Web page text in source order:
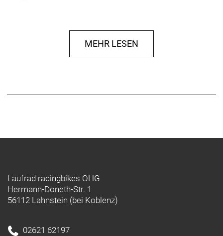
MEHR LESEN
Laufrad racingbikes OHG
Hermann-Doneth-Str. 1
56112 Lahnstein (bei Koblenz)
02621 62197